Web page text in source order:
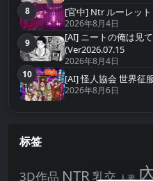
第8名
8 [官中] Ntr ルーレット
2026年8月4日
第9名
9
[AI] ニートの俺は见
(Ver2026.07.15
2026年8月4日
第10名
10 [AI] 怪人協会 世界征
2026年8月6日
标签
3D作品 NTR乳交 人妻